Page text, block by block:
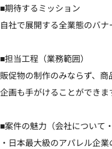
■期待するミッション
自社で展開する全業態のバナ
■担当工程（業務範囲）
販促物の制作のみならず、
企画も手がけることができま
■案件の魅力（会社について
・日本最大級のアパレル企